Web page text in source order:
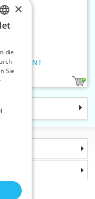
16cm NT
CZECH
ENGLISH
×
die
Sie